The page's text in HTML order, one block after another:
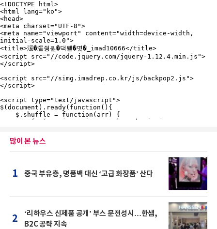
많이 본 뉴스
1 중국 부유층, 명품백 대신 ‘고급 화장품’ 산다
2
‘리하우스 신제품 공개’ 부스 문전성시…한샘,
B2C 공략 지속